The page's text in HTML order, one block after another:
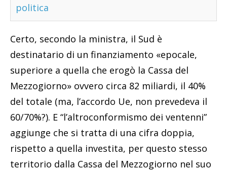
politica
Certo, secondo la ministra, il Sud è
destinatario di un finanziamento «epocale,
superiore a quella che erogò la Cassa del
Mezzogiorno» ovvero circa 82 miliardi, il 40%
del totale (ma, l’accordo Ue, non prevedeva il
60/70%?). E “l’altroconformismo dei ventenni”
aggiunge che si tratta di una cifra doppia,
rispetto a quella investita, per questo stesso
territorio dalla Cassa del Mezzogiorno nel suo